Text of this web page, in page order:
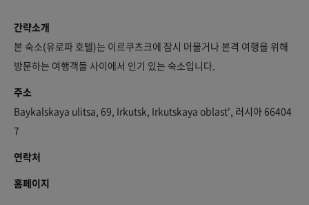
간략소개
본 숙소(유로파 호텔)는 이르쿠츠크에 잠시 머물거나 본격 여행을 위해
방문하는 여행객들 사이에서 인기 있는 숙소입니다.
주소
Baykalskaya ulitsa, 69, Irkutsk, Irkutskaya oblast', 러시아 66404
7
연락처
홈페이지